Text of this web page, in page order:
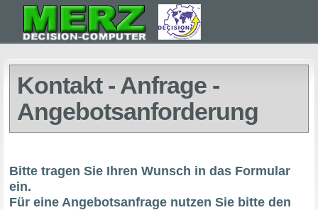
Kontakt - Anfrage -
Angebotsanforderung
Bitte tragen Sie Ihren Wunsch in das Formular
ein.
Für eine Angebotsanfrage nutzen Sie bitte den